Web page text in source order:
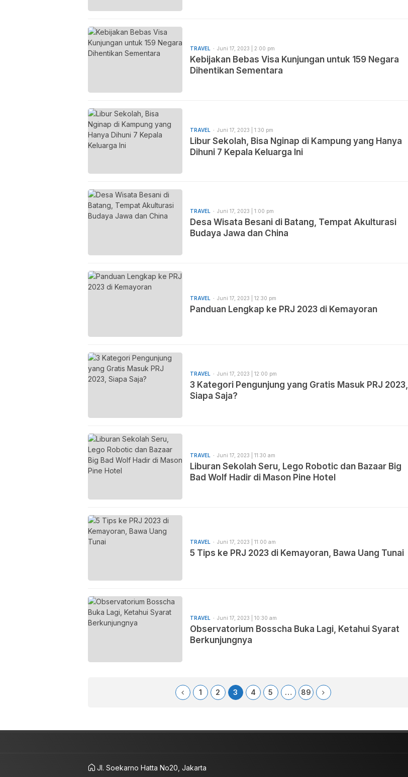
TRAVEL Juni 17, 2023 | 2:00 pm
Kebijakan Bebas Visa Kunjungan untuk 159 Negara
Dihentikan Sementara
TRAVEL Juni 17, 2023 | 1:30 pm
Libur Sekolah, Bisa Nginap di Kampung yang Hanya
Dihuni 7 Kepala Keluarga Ini
TRAVEL Juni 17, 2023 | 1:00 pm
Desa Wisata Besani di Batang, Tempat Akulturasi
Budaya Jawa dan China
TRAVEL Juni 17, 2023 | 12:30 pm
Panduan Lengkap ke PRJ 2023 di Kemayoran
TRAVEL Juni 17, 2023 | 12:00 pm
3 Kategori Pengunjung yang Gratis Masuk PRJ 2023,
Siapa Saja?
TRAVEL Juni 17, 2023 | 11:30 am
Liburan Sekolah Seru, Lego Robotic dan Bazaar Big
Bad Wolf Hadir di Mason Pine Hotel
TRAVEL Juni 17, 2023 | 11:00 am
5 Tips ke PRJ 2023 di Kemayoran, Bawa Uang Tunai
TRAVEL Juni 17, 2023 | 10:30 am
Observatorium Bosscha Buka Lagi, Ketahui Syarat
Berkunjungnya
1 2 3 4 5 … 89
Jl. Soekarno Hatta No20, Jakarta